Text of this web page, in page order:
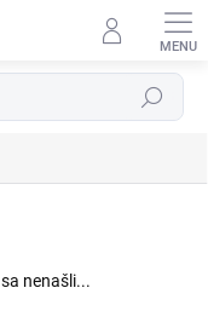
Hľadať
sa nenašli...